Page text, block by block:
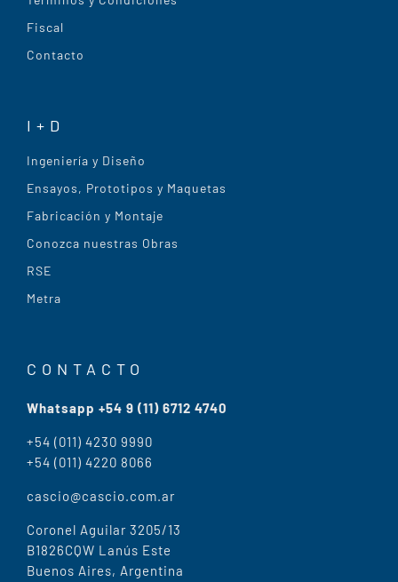
Fiscal
Contacto
I+D
Ingeniería y Diseño
Ensayos, Prototipos y Maquetas
Fabricación y Montaje
Conozca nuestras Obras
RSE
Metra
CONTACTO
Whatsapp +54 9 (11) 6712 4740
+54 (011) 4230 9990
+54 (011) 4220 8066
cascio@cascio.com.ar
Coronel Aguilar 3205/13
B1826CQW Lanús Este
Buenos Aires, Argentina